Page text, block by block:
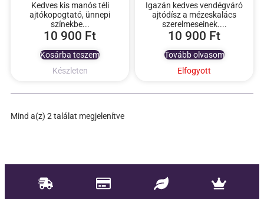
Készleten
10 900 Ft
Kedves kis manós téli
ajtókopogtató, ünnepi
színekbe...
Kosárba teszem
Elfogyott
10 900 Ft
Igazán kedves vendégváró
ajtódísz a mézeskalács
szerelmeseinek....
Tovább olvasom
Mind a(z) 2 találat megjelenítve